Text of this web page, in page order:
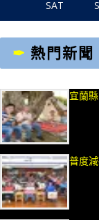
SAT
熱門新聞
宜蘭
普度